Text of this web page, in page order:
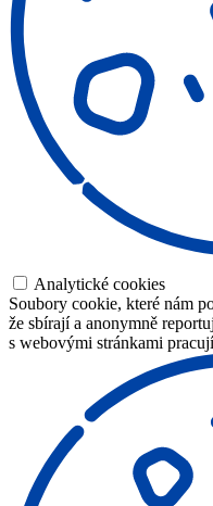
Analytické cookies
Soubory cookie, které nám
že sbírají a anonymně
s webovými stránkami